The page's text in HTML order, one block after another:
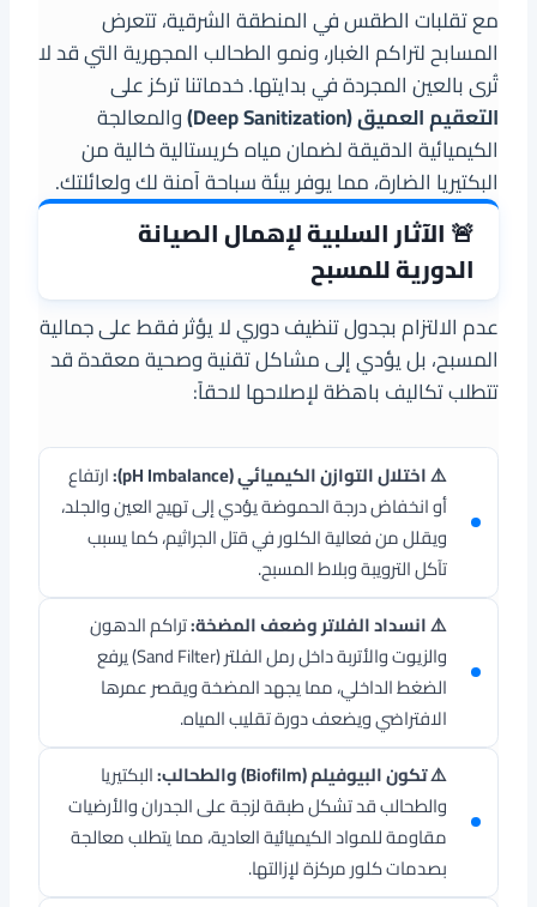
مع تقلبات الطقس في المنطقة الشرقية، تتعرض
المسابح لتراكم الغبار، ونمو الطحالب المجهرية التي قد لا
تُرى بالعين المجردة في بدايتها. خدماتنا تركز على
التعقيم العميق (Deep Sanitization)
والمعالجة
الكيميائية الدقيقة لضمان مياه كريستالية خالية من
البكتيريا الضارة، مما يوفر بيئة سباحة آمنة لك ولعائلتك.
🚨 الآثار السلبية لإهمال الصيانة
الدورية للمسبح
عدم الالتزام بجدول تنظيف دوري لا يؤثر فقط على جمالية
المسبح، بل يؤدي إلى مشاكل تقنية وصحية معقدة قد
تتطلب تكاليف باهظة لإصلاحها لاحقاً:
⚠️ اختلال التوازن الكيميائي (pH Imbalance):
ارتفاع
أو انخفاض درجة الحموضة يؤدي إلى تهيج العين والجلد،
ويقلل من فعالية الكلور في قتل الجراثيم، كما يسبب
تآكل الترويبة وبلاط المسبح.
⚠️ انسداد الفلاتر وضعف المضخة:تراكم الدهون
والزيوت والأتربة داخل رمل الفلتر (Sand Filter) يرفع
الضغط الداخلي، مما يجهد المضخة ويقصر عمرها
الافتراضي ويضعف دورة تقليب المياه.
⚠️ تكون البيوفيلم (Biofilm) والطحالب:
البكتيريا
والطحالب قد تشكل طبقة لزجة على الجدران والأرضيات
مقاومة للمواد الكيميائية العادية، مما يتطلب معالجة
بصدمات كلور مركزة لإزالتها.